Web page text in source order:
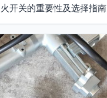
开关的重要性及选择指南